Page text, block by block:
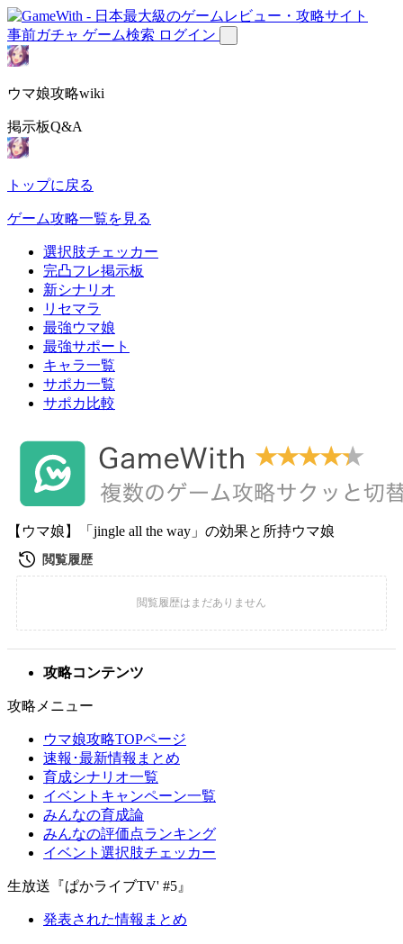
事前ガチャ ゲーム検索 ログイン
ウマ娘攻略wiki
掲示板Q&A
トップに戻る
ゲーム攻略一覧を見る
選択肢チェッカー
完凸フレ掲示板
新シナリオ
リセマラ
最強ウマ娘
最強サポート
キャラ一覧
サポカ一覧
サポカ比較
【ウマ娘】「jingle all the way」の効果と所持ウマ娘
攻略コンテンツ
攻略メニュー
ウマ娘攻略TOPページ
速報･最新情報まとめ
育成シナリオ一覧
イベントキャンペーン一覧
みんなの育成論
みんなの評価点ランキング
イベント選択肢チェッカー
生放送『ぱかライブTV' #5』
発表された情報まとめ